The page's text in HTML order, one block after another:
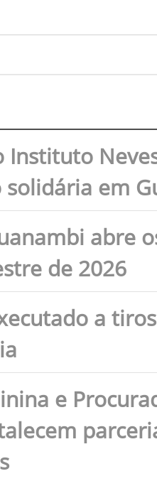
Instituto
solidária em
abre
de 2026
a
e